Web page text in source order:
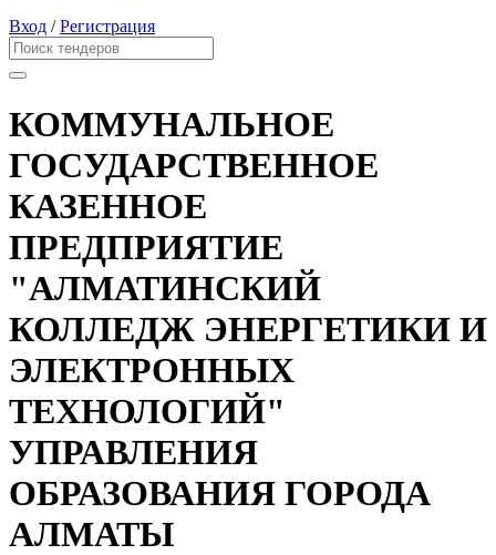
Вход /Регистрация
КОММУНАЛЬНОЕ
ГОСУДАРСТВЕННОЕ
КАЗЕННОЕ
ПРЕДПРИЯТИЕ
"АЛМАТИНСКИЙ
КОЛЛЕДЖ ЭНЕРГЕТИКИ И
ЭЛЕКТРОННЫХ
ТЕХНОЛОГИЙ"
УПРАВЛЕНИЯ
ОБРАЗОВАНИЯ ГОРОДА
АЛМАТЫ